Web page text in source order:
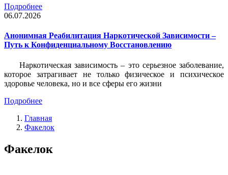
Подробнее
06.07.2026
Анонимная Реабилитация Наркотической Зависимости –
Путь к Конфиденциальному Восстановлению
Наркотическая зависимость – это серьезное заболевание,
которое затрагивает не только физическое и психическое
здоровье человека, но и все сферы его жизни
Подробнее
Главная
Факелок
Факелок